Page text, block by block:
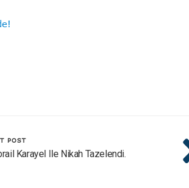
POST
Karayel Ile Nikah Tazelendi.